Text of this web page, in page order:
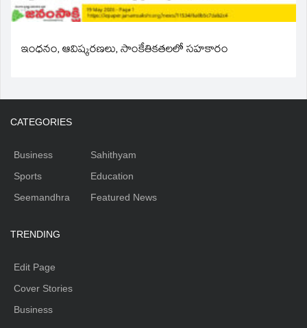
ఇంధనం, ఆవిష్కరణలు, సాంకేతికతలలో సహకారం
CATEGORIES
Business
Sports
Seemandhra
Sahithyam
Education
Featured News
TRENDING
Edit Page
Cover Stories
Business